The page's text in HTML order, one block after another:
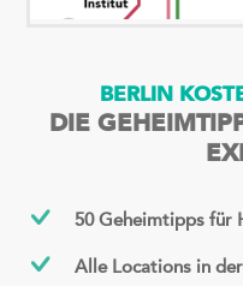
BERLIN
DIE
50 Geheimtipps für
Alle Locations in